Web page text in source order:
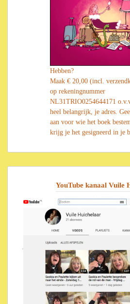
Hebben?
Maak € 20,00 (incl.
op rekeningnummer
NL31TRIO0254644171
heel belangrijk, je adres.
aan voor wie het boek
krijg je het gesigneerd in je
YouTube kanaal Vuile